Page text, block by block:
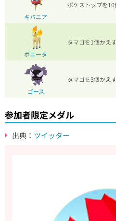
キバニア
ポケストップを
ポニータ
タマゴを1個かえす
ゴース
タマゴを3個かえす
参加者限定メダル
出典： ツイッター